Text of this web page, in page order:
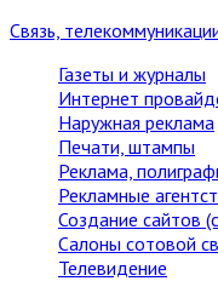
Связь,
Газеты и журналы
Интернет
Наружная реклама
Печати, штампы
Реклама,
Рекламные
Создание сайтов
Салоны сотовой
Телевидение